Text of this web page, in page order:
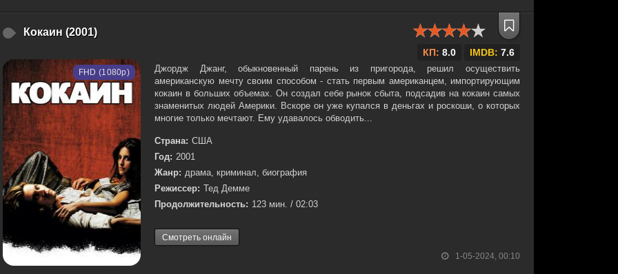
Кокаин (2001)
КП: 8.0 IMDB: 7.6
1-05-2024, 00:10
FHD (1080p)
Джордж Джанг, обыкновенный парень из пригорода, решил осуществить
американскую мечту своим способом - стать первым американцем, импортирующим
кокаин в больших объемах. Он создал себе рынок сбыта, подсадив на кокаин самых
знаменитых людей Америки. Вскоре он уже купался в деньгах и роскоши, о которых
многие только мечтают. Ему удавалось обводить...
Страна: США
Год: 2001
Жанр: драма, криминал, биография
Режиссер: Тед Демме
Продолжительность: 123 мин. / 02:03
Смотреть онлайн